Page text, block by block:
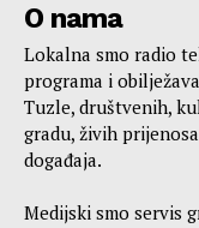
O nama
Lokalna smo radio
programa i
Tuzle, društvenih,
gradu, živih
događaja.
Medijski smo servis